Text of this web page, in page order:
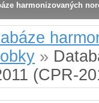
harmonizovaných
»
(CPR-